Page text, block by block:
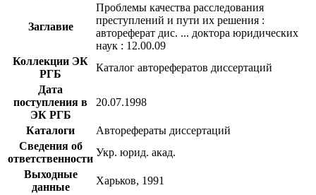
Заглавие
Проблемы качества расследования
преступлений и пути их решения :
автореферат дис. ... доктора юридических
наук : 12.00.09
Коллекции ЭК
РГБ
Каталог авторефератов диссертаций
Дата
поступления в
ЭК РГБ
20.07.1998
Каталоги
Авторефераты диссертаций
Сведения об
ответственности
Укр. юрид. акад.
Выходные
данные
Харьков, 1991